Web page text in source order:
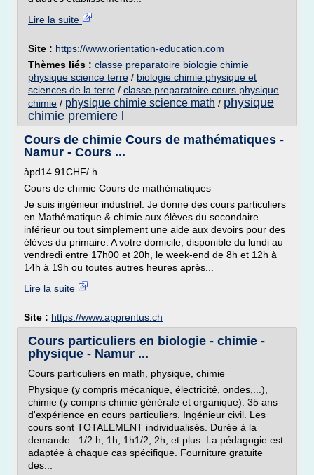
Lire la suite
Site : https://www.orientation-education.com
Thèmes liés : classe preparatoire biologie chimie
physique science terre / biologie chimie physique et
sciences de la terre / classe preparatoire cours physique
chimie / physique chimie science math / physique
chimie premiere l
Cours de chimie Cours de mathématiques -
Namur - Cours ...
àpd14.91CHF/ h
Cours de chimie Cours de mathématiques
Je suis ingénieur industriel. Je donne des cours particuliers
en Mathématique & chimie aux élèves du secondaire
inférieur ou tout simplement une aide aux devoirs pour des
élèves du primaire. A votre domicile, disponible du lundi au
vendredi entre 17h00 et 20h, le week-end de 8h et 12h à
14h à 19h ou toutes autres heures après...
Lire la suite
Site : https://www.apprentus.ch
Cours particuliers en biologie - chimie -
physique - Namur ...
Cours particuliers en math, physique, chimie
Physique (y compris mécanique, électricité, ondes,...),
chimie (y compris chimie générale et organique). 35 ans
d'expérience en cours particuliers. Ingénieur civil. Les
cours sont TOTALEMENT individualisés. Durée à la
demande : 1/2 h, 1h, 1h1/2, 2h, et plus. La pédagogie est
adaptée à chaque cas spécifique. Fourniture gratuite
des...